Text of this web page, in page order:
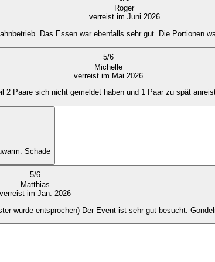
Roger
verreist im Juni 2026
Das Essen war ebenfalls sehr gut. Die Portionen
5/6
Michelle
verreist im Mai 2026
2 Paare sich nicht gemeldet haben und 1 Paar zu spät
Schade
5/6
Matthias
verreist im Jan. 2026
wurde entsprochen) Der Event ist sehr gut besucht.